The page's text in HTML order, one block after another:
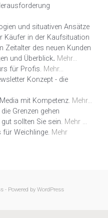
und situativen Ansätze
Käufer in der Kaufsituation
Zeitalter des neuen Kunden
und Überblick. Mehr...
für Profis. Mehr...
Konzept - die
mit Kompetenz. Mehr...
Grenzen gehen
sollten Sie sein. Mehr ...
für Weichlinge. Mehr
- Powered by WordPress